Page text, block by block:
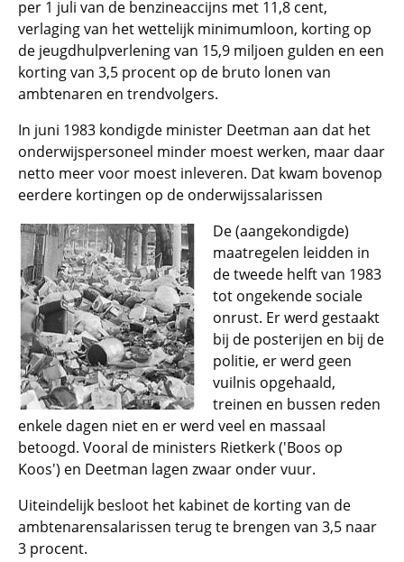
per 1 juli van de benzineaccijns met 11,8 cent,
verlaging van het wettelijk minimumloon, korting op
de jeugdhulpverlening van 15,9 miljoen gulden en een
korting van 3,5 procent op de bruto lonen van
ambtenaren en trendvolgers.
In juni 1983 kondigde minister Deetman aan dat het
onderwijspersoneel minder moest werken, maar daar
netto meer voor moest inleveren. Dat kwam bovenop
eerdere kortingen op de onderwijssalarissen
De (aangekondigde)
maatregelen leidden in
de tweede helft van 1983
tot ongekende sociale
onrust. Er werd gestaakt
bij de posterijen en bij de
politie, er werd geen
vuilnis opgehaald,
treinen en bussen reden
enkele dagen niet en er werd veel en massaal
betoogd. Vooral de ministers Rietkerk ('Boos op
Koos') en Deetman lagen zwaar onder vuur.
Uiteindelijk besloot het kabinet de korting van de
ambtenarensalarissen terug te brengen van 3,5 naar
3 procent.